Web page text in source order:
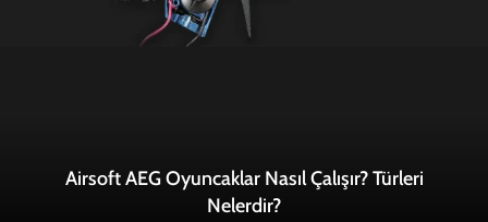
Airsoft AEG Oyuncaklar Nasıl Çalışır? Türleri
Nelerdir?